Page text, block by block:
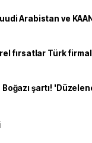
Arabistan ve
fırsatlar Türk
şartı!